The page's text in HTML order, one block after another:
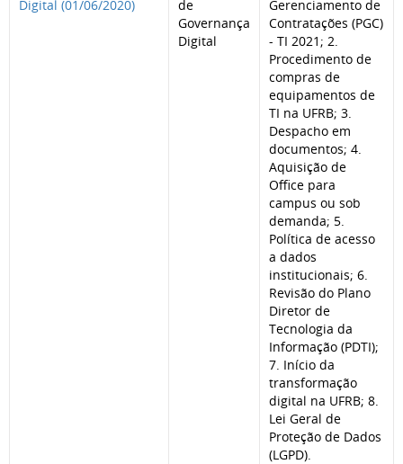
Digital (01/06/2020)
de
Governança
Digital
Gerenciamento de
Contratações (PGC)
- TI 2021; 2.
Procedimento de
compras de
equipamentos de
TI na UFRB; 3.
Despacho em
documentos; 4.
Aquisição de
Office para
campus ou sob
demanda; 5.
Política de acesso
a dados
institucionais; 6.
Revisão do Plano
Diretor de
Tecnologia da
Informação (PDTI);
7. Início da
transformação
digital na UFRB; 8.
Lei Geral de
Proteção de Dados
(LGPD).